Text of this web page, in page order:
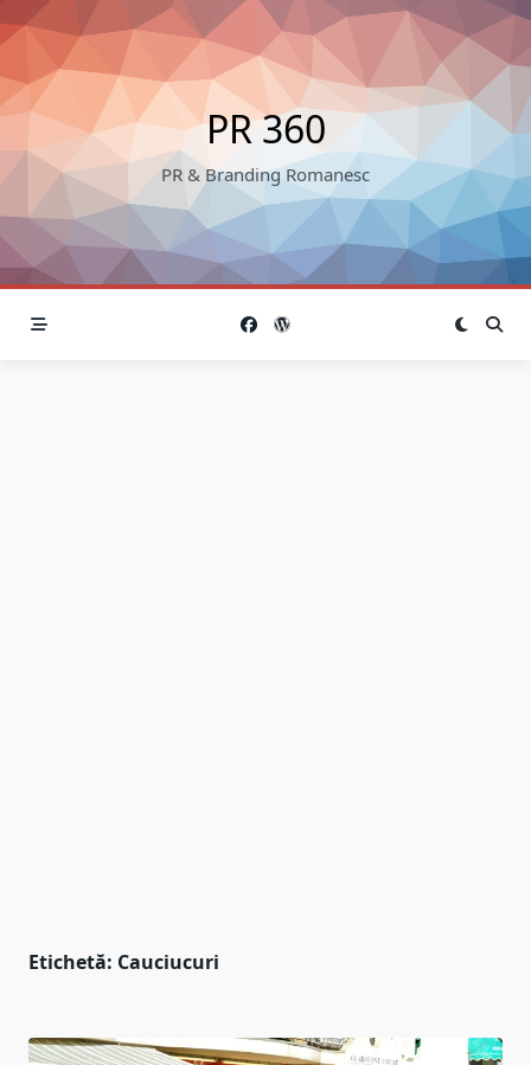
Skip
to
content
PR 360
PR & Branding Romanesc
Etichetă: Cauciucuri